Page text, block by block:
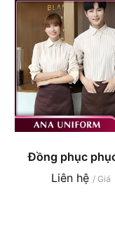
Đồng phục
Liên hệ / Giá